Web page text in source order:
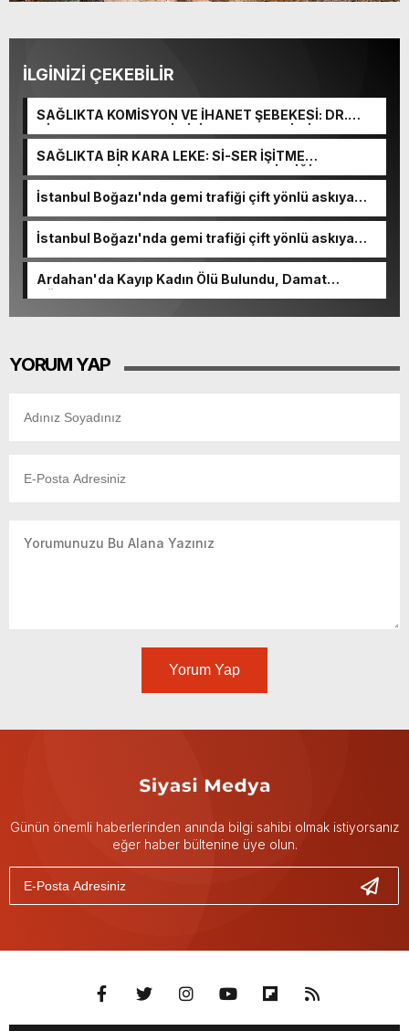
İLGİNİZİ ÇEKEBİLİR
SAĞLIKTA KOMİSYON VE İHANET ŞEBEKESİ: DR.
NİHAT URUÇ VE SEMİH İŞİTME MERKEZİ’NİN SGK
VURGUNU!
SAĞLIKTA BİR KARA LEKE: Sİ-SER İŞİTME
MERKEZLERİ VE MODERN UMUT TACİRLİĞİ
İstanbul Boğazı'nda gemi trafiği çift yönlü askıya
İstanbul Boğazı'nda gemi trafiği çift yönlü askıya
Ardahan'da Kayıp Kadın Ölü Bulundu, Damat
Gözaltında
YORUM YAP
Yorum Yap
Günün önemli haberlerinden anında bilgi sahibi olmak istiyorsanız
eğer haber bültenine üye olun.